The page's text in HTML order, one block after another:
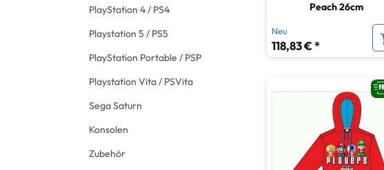
PlayStation 4 / PS4
Playstation 5 / PS5
PlayStation Portable / PSP
Playstation Vita / PSVita
Sega Saturn
Konsolen
Zubehör
Peach 26cm
Neu
118,83 € *